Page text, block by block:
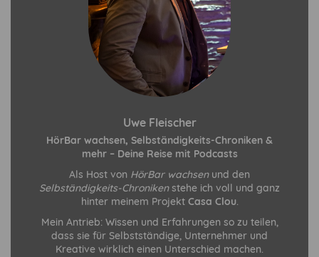
Uwe Fleischer
HörBar wachsen, Selbständigkeits-Chroniken &
mehr – Deine Reise mit Podcasts
Als Host von HörBar wachsenund den
Selbständigkeits-Chronikenstehe ich voll und ganz
hinter meinem Projekt Casa Clou.
Mein Antrieb: Wissen und Erfahrungen so zu teilen,
dass sie für Selbstständige, Unternehmer und
Kreative wirklich einen Unterschied machen.